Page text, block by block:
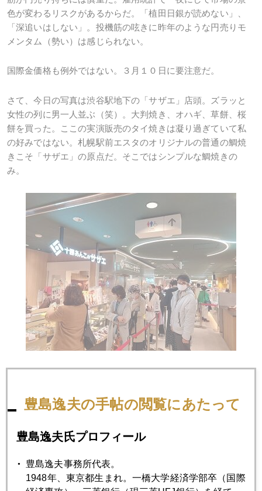
色が変わるリスクがあるからだ。「植田日銀が読めない」、
「深追いはしない」。投機筋の呟きに昨年のような円売りモ
メンタム（勢い）は感じられない。
国際金価格も例外ではない。３月１０日に要注意だ。
さて、今日の写真は渋谷駅地下の「サザエ」店頭。ズラッと
女性の列に男一人並ぶ（笑）。大判焼き、オハギ、草餅、桜
餅を買った。ここの実演販売のタイ焼きは凝り過ぎていて私
の好みではない。札幌駅前エスタのオリジナルの普通の鯛焼
きこそ「サザエ」の原点だ。そこではシンプルな鯛焼きの
み。
2023年
7月 8月 9月
豊島逸夫の手帖の閲覧にあたって
豊島逸夫氏プロフィール
豊島逸夫事務所代表。
1948年、東京都生まれ。一橋大学経済学部卒（国際